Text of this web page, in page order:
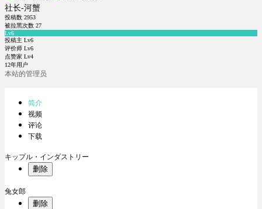
社长-河蟹
投稿数 2953
被拉黑次数 27
Lv6
投稿主 Lv6
评价师 Lv6
点赞家 Lv4
12年用户
本站的管理员
简介
视频
评论
下载
キップル・インダストリー
删除
兔女郎
删除